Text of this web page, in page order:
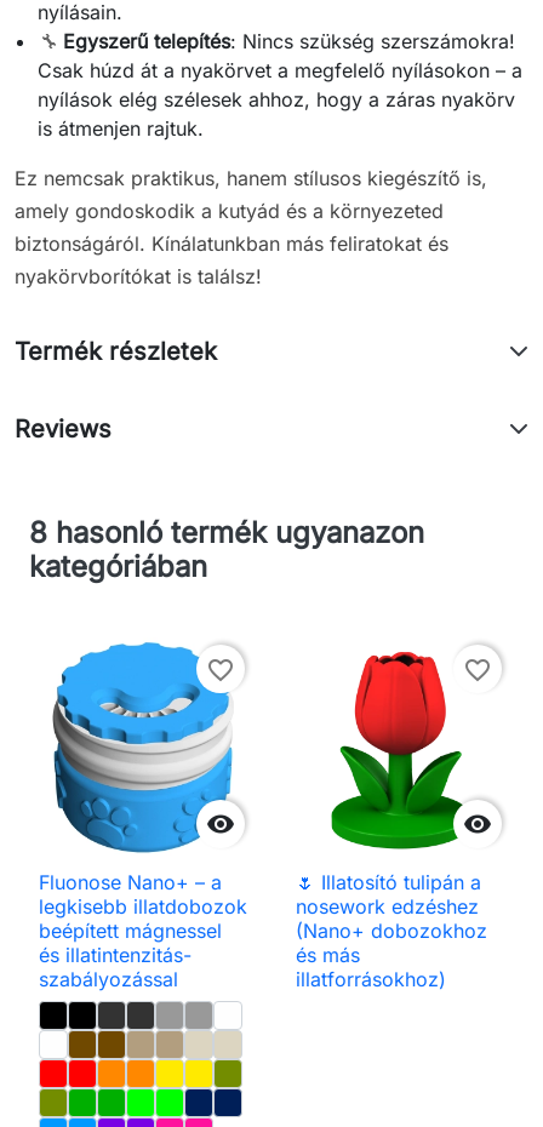
nyílásain.
🔧 Egyszerű telepítés: Nincs szükség szerszámokra!
Csak húzd át a nyakörvet a megfelelő nyílásokon – a
nyílások elég szélesek ahhoz, hogy a záras nyakörv
is átmenjen rajtuk.
Ez nemcsak praktikus, hanem stílusos kiegészítő is,
amely gondoskodik a kutyád és a környezeted
biztonságáról. Kínálatunkban más feliratokat és
nyakörvborítókat is találsz!
Termék részletek
Reviews
8 hasonló termék ugyanazon
kategóriában

favorite_border
Fluonose Nano+ – a
legkisebb illatdobozok
beépített mágnessel
és illatintenzitás-
szabályozással

favorite_border
🌷 Illatosító tulipán a
nosework edzéshez
(Nano+ dobozokhoz
és más
illatforrásokhoz)